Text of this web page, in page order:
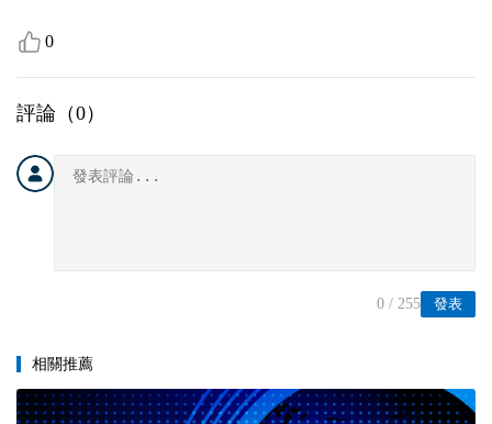
0
評論（0）
發表
0 / 255
相關推薦